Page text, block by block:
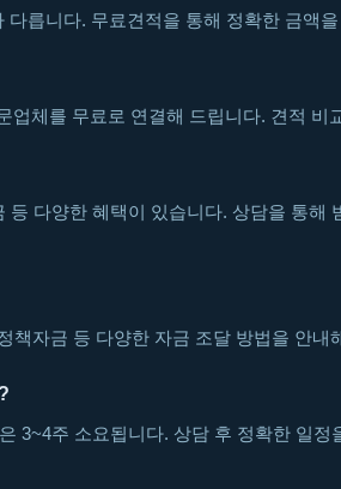
릅니다. 무료견적을 통해 정확한 금액
업체를 무료로 연결해 드립니다. 견적 비
등 다양한 혜택이 있습니다. 상담을 통해
책자금 등 다양한 자금 조달 방법을 안내
3~4주 소요됩니다. 상담 후 정확한 일정